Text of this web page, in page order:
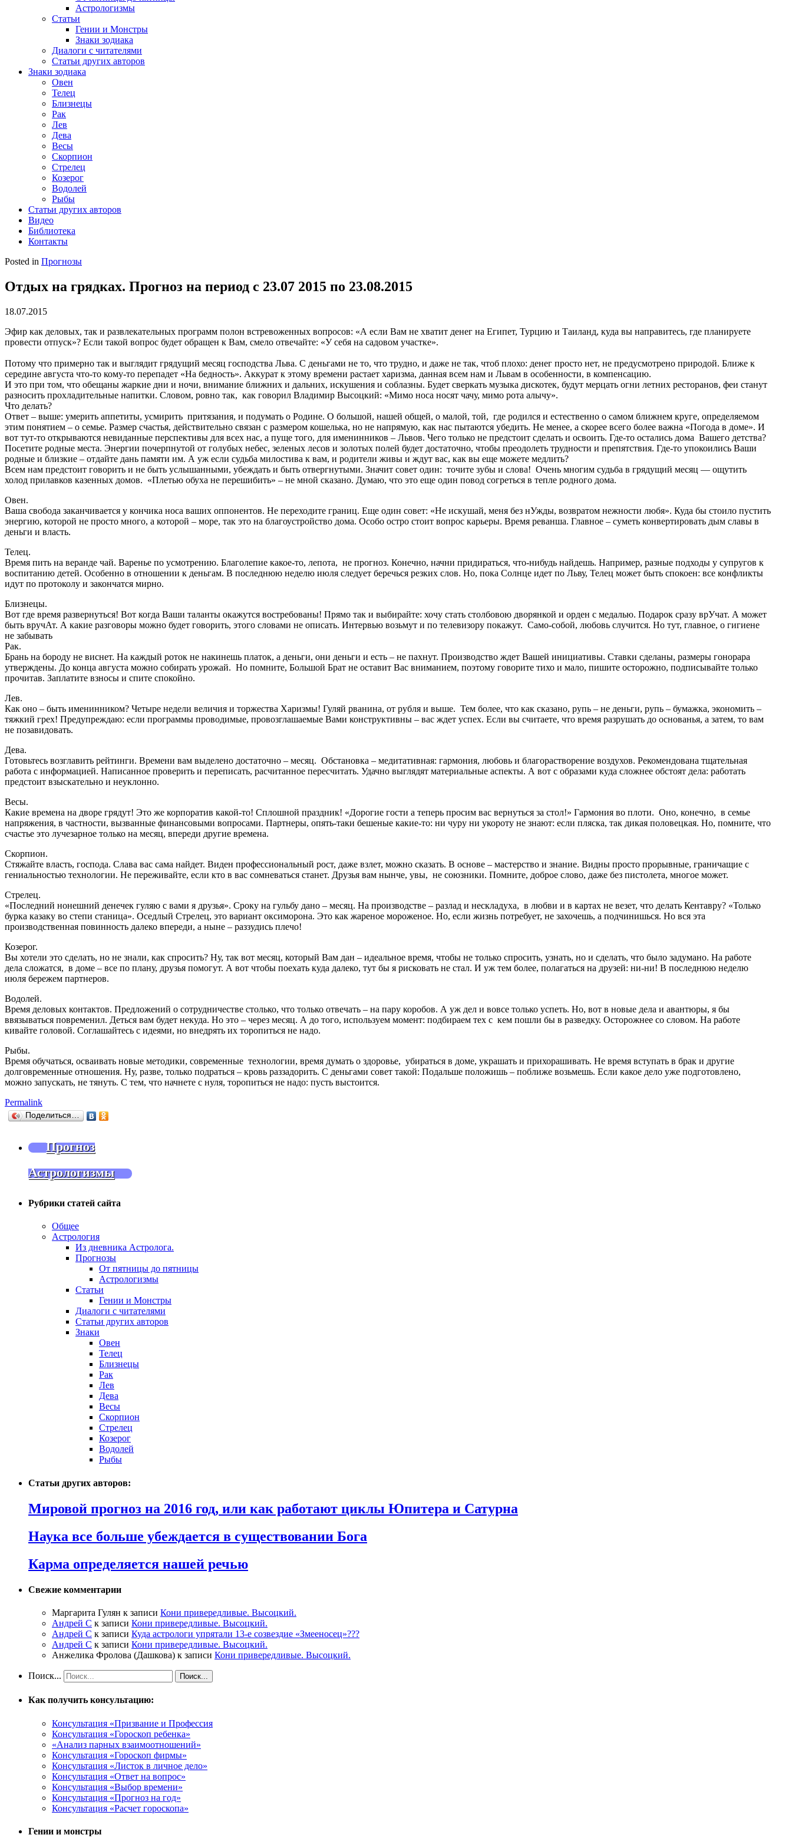
Астрологизмы
Статьи
Гении и Монстры
Знаки зодиака
Диалоги с читателями
Статьи других авторов
Знаки зодиака
Овен
Телец
Близнецы
Рак
Лев
Дева
Весы
Скорпион
Стрелец
Козерог
Водолей
Рыбы
Статьи других авторов
Видео
Библиотека
Контакты
Posted in Прогнозы
Отдых на грядках. Прогноз на период с 23.07 2015 по 23.08.2015
18.07.2015
Эфир как деловых, так и развлекательных программ полон встревоженных вопросов: «А если Вам не хватит денег на Египет, Турцию и Таиланд, куда вы направитесь, где планируете
провести отпуск»? Если такой вопрос будет обращен к Вам, смело отвечайте: «У себя на садовом участке».
Потому что примерно так и выглядит грядущий месяц господства Льва. С деньгами не то, что трудно, и даже не так, чтоб плохо: денег просто нет, не предусмотрено природой. Ближе к
середине августа что-то кому-то перепадет «На бедность». Аккурат к этому времени растает харизма, данная всем нам и Львам в особенности, в компенсацию.
И это при том, что обещаны жаркие дни и ночи, внимание ближних и дальних, искушения и соблазны. Будет сверкать музыка дискотек, будут мерцать огни летних ресторанов, феи станут
разносить прохладительные напитки. Словом, ровно так, как говорил Владимир Высоцкий: «Мимо носа носят чачу, мимо рота алычу».
Что делать?
Ответ – выше: умерить аппетиты, усмирить притязания, и подумать о Родине. О большой, нашей общей, о малой, той, где родился и естественно о самом ближнем круге, определяемом
этим понятием – о семье. Размер счастья, действительно связан с размером кошелька, но не напрямую, как нас пытаются убедить. Не менее, а скорее всего более важна «Погода в доме». И
вот тут-то открываются невиданные перспективы для всех нас, а пуще того, для именинников – Львов. Чего только не предстоит сделать и освоить. Где-то остались дома Вашего детства?
Посетите родные места. Энергии почерпнутой от голубых небес, зеленых лесов и золотых полей будет достаточно, чтобы преодолеть трудности и препятствия. Где-то упокоились Ваши
родные и близкие – отдайте дань памяти им. А уж если судьба милостива к вам, и родители живы и ждут вас, как вы еще можете медлить?
Всем нам предстоит говорить и не быть услышанными, убеждать и быть отвергнутыми. Значит совет один: точите зубы и слова! Очень многим судьба в грядущий месяц — ощутить
холод прилавков казенных домов. «Плетью обуха не перешибить» – не мной сказано. Думаю, что это еще один повод согреться в тепле родного дома.
Овен.
Ваша свобода заканчивается у кончика носа ваших оппонентов. Не переходите границ. Еще один совет: «Не искушай, меня без нУжды, возвратом нежности любя». Куда бы стоило пустить
энергию, которой не просто много, а которой – море, так это на благоустройство дома. Особо остро стоит вопрос карьеры. Время реванша. Главное – суметь конвертировать дым славы в
деньги и власть.
Телец.
Время пить на веранде чай. Варенье по усмотрению. Благолепие какое-то, лепота, не прогноз. Конечно, начни придираться, что-нибудь найдешь. Например, разные подходы у супругов к
воспитанию детей. Особенно в отношении к деньгам. В последнюю неделю июля следует беречься резких слов. Но, пока Солнце идет по Льву, Телец может быть спокоен: все конфликты
идут по протоколу и закончатся мирно.
Близнецы.
Вот где время развернуться! Вот когда Ваши таланты окажутся востребованы! Прямо так и выбирайте: хочу стать столбовою дворянкой и орден с медалью. Подарок сразу врУчат. А может
быть вручАт. А какие разговоры можно будет говорить, этого словами не описать. Интервью возьмут и по телевизору покажут. Само-собой, любовь случится. Но тут, главное, о гигиене
не забывать
Рак.
Брань на бороду не виснет. На каждый роток не накинешь платок, а деньги, они деньги и есть – не пахнут. Производство ждет Вашей инициативы. Ставки сделаны, размеры гонорара
утверждены. До конца августа можно собирать урожай. Но помните, Большой Брат не оставит Вас вниманием, поэтому говорите тихо и мало, пишите осторожно, подписывайте только
прочитав. Заплатите взносы и спите спокойно.
Лев.
Как оно – быть именинником? Четыре недели величия и торжества Харизмы! Гуляй рванина, от рубля и выше. Тем более, что как сказано, рупь – не деньги, рупь – бумажка, экономить –
тяжкий грех! Предупреждаю: если программы проводимые, провозглашаемые Вами конструктивны – вас ждет успех. Если вы считаете, что время разрушать до основанья, а затем, то вам
не позавидовать.
Дева.
Готовьтесь возглавить рейтинги. Времени вам выделено достаточно – месяц. Обстановка – медитативная: гармония, любовь и благорастворение воздухов. Рекомендована тщательная
работа с информацией. Написанное проверить и переписать, расчитанное пересчитать. Удачно выглядят материальные аспекты. А вот с образами куда сложнее обстоят дела: работать
предстоит взыскательно и неуклонно.
Весы.
Какие времена на дворе грядут! Это же корпоратив какой-то! Сплошной праздник! «Дорогие гости а теперь просим вас вернуться за стол!» Гармония во плоти. Оно, конечно, в семье
напряжения, в частности, вызванные финансовыми вопросами. Партнеры, опять-таки бешеные какие-то: ни чуру ни укороту не знают: если пляска, так дикая половецкая. Но, помните, что
счастье это лучезарное только на месяц, впереди другие времена.
Скорпион.
Стяжайте власть, господа. Слава вас сама найдет. Виден профессиональный рост, даже взлет, можно сказать. В основе – мастерство и знание. Видны просто прорывные, граничащие с
гениальностью технологии. Не переживайте, если кто в вас сомневаться станет. Друзья вам нынче, увы, не союзники. Помните, доброе слово, даже без пистолета, многое может.
Стрелец.
«Последний нонешний денечек гуляю с вами я друзья». Сроку на гульбу дано – месяц. На производстве – разлад и нескладуха, в любви и в картах не везет, что делать Кентавру? «Только
бурка казаку во степи станица». Оседлый Стрелец, это вариант оксиморона. Это как жареное мороженое. Но, если жизнь потребует, не захочешь, а подчинишься. Но вся эта
производственная повинность далеко впереди, а ныне – раззудись плечо!
Козерог.
Вы хотели это сделать, но не знали, как спросить? Ну, так вот месяц, который Вам дан – идеальное время, чтобы не только спросить, узнать, но и сделать, что было задумано. На работе
дела сложатся, в доме – все по плану, друзья помогут. А вот чтобы поехать куда далеко, тут бы я рисковать не стал. И уж тем более, полагаться на друзей: ни-ни! В последнюю неделю
июля бережем партнеров.
Водолей.
Время деловых контактов. Предложений о сотрудничестве столько, что только отвечать – на пару коробов. А уж дел и вовсе только успеть. Но, вот в новые дела и авантюры, я бы
ввязываться повременил. Деться вам будет некуда. Но это – через месяц. А до того, используем момент: подбираем тех с кем пошли бы в разведку. Осторожнее со словом. На работе
кивайте головой. Соглашайтесь с идеями, но внедрять их торопиться не надо.
Рыбы.
Время обучаться, осваивать новые методики, современные технологии, время думать о здоровье, убираться в доме, украшать и прихорашивать. Не время вступать в брак и другие
долговременные отношения. Ну, разве, только подраться – кровь раззадорить. С деньгами совет такой: Подальше положишь – поближе возьмешь. Если какое дело уже подготовлено,
можно запускать, не тянуть. С тем, что начнете с нуля, торопиться не надо: пусть выстоится.
Permalink
Поделиться…
Прогноз
Астрологизмы
Рубрики статей сайта
Общее
Астрология
Из дневника Астролога.
Прогнозы
От пятницы до пятницы
Астрологизмы
Статьи
Гении и Монстры
Диалоги с читателями
Статьи других авторов
Знаки
Овен
Телец
Близнецы
Рак
Лев
Дева
Весы
Скорпион
Стрелец
Козерог
Водолей
Рыбы
Статьи других авторов:
Мировой прогноз на 2016 год, или как работают циклы Юпитера и Сатурна
Наука все больше убеждается в существовании Бога
Карма определяется нашей речью
Свежие комментарии
Маргарита Гулян к записи Кони привередливые. Высоцкий.
Андрей С к записи Кони привередливые. Высоцкий.
Андрей С к записи Куда астрологи упрятали 13-е созвездие «Змееносец»???
Андрей С к записи Кони привередливые. Высоцкий.
Анжелика Фролова (Дашкова) к записи Кони привередливые. Высоцкий.
Поиск...
Как получить консультацию:
Консультация «Призвание и Профессия
Консультация «Гороскоп ребенка»
«Анализ парных взаимоотношений»
Консультация «Гороскоп фирмы»
Консультация «Листок в личное дело»
Консультация «Ответ на вопрос»
Консультация «Выбор времени»
Консультация «Прогноз на год»
Консультация «Расчет гороскопа»
Гении и монстры